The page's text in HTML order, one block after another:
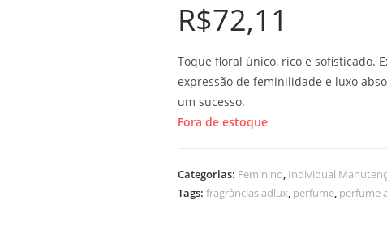
R$72,11
Toque floral único, rico e sofisticado.
expressão de feminilidade e luxo
um sucesso.
Fora de estoque
Categorias: Feminino Individual
Tags: fragrâncias adlux perfume perfume